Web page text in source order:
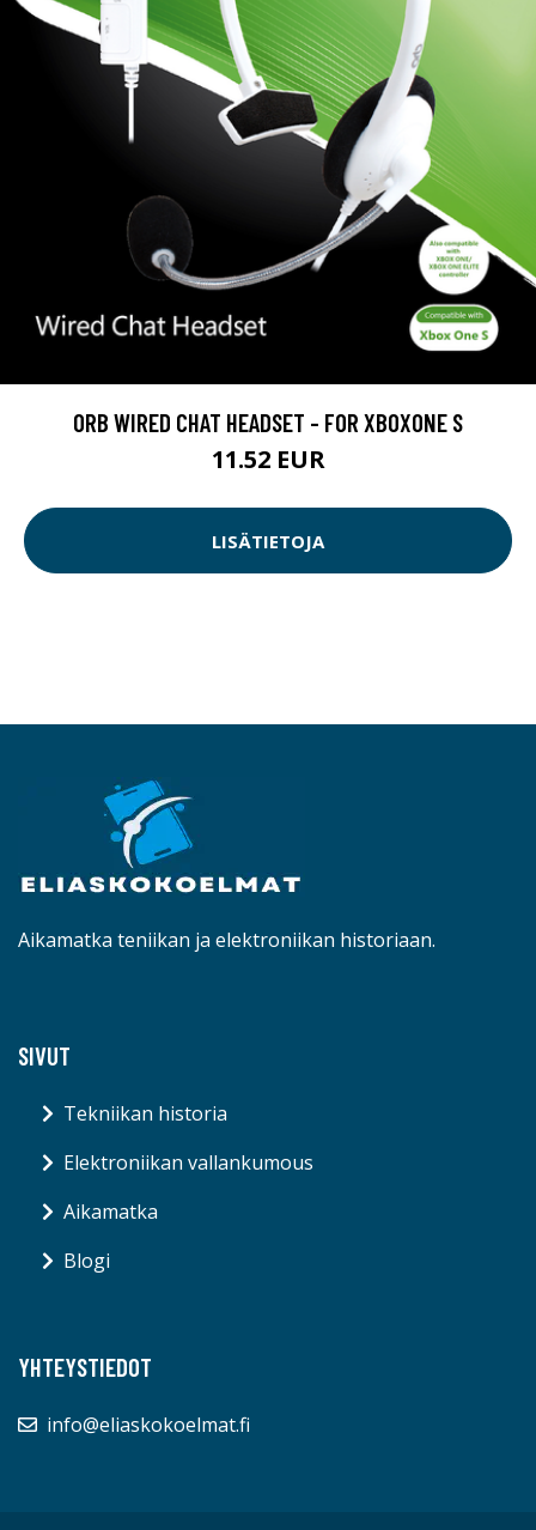
ORB WIRED CHAT HEADSET - FOR XBOXONE S
11.52 EUR
LISÄTIETOJA
Aikamatka teniikan ja elektroniikan historiaan.
SIVUT
Tekniikan historia
Elektroniikan vallankumous
Aikamatka
Blogi
YHTEYSTIEDOT
info@eliaskokoelmat.fi